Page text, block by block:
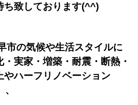
ち致しております(^^)
市の気候や生活スタイルに
実家・増築・耐震・断熱・
やハーフリノベーション